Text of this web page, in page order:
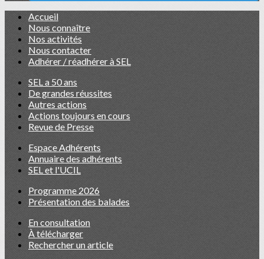
Accueil
Nous connaître
Nos activités
Nous contacter
Adhérer / réadhérer à SEL
SEL a 50 ans
De grandes réussites
Autres actions
Actions toujours en cours
Revue de Presse
Espace Adhérents
Annuaire des adhérents
SEL et l'UCIL
Programme 2026
Présentation des balades
En consultation
À télécharger
Rechercher un article